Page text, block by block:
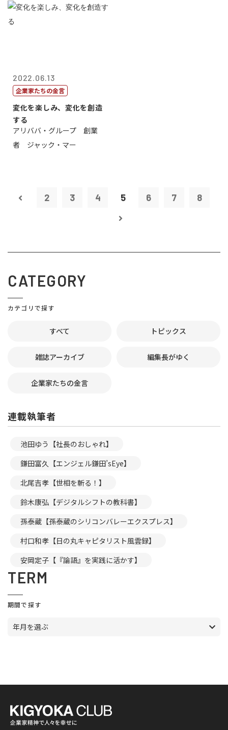
2022.06.13
企業家たちの金言
変化を楽しみ、変化を創造
する
アリババ・グループ 創業
者 ジャック・マー
2 3 4 5 6 7 8
CATEGORY
カテゴリで探す
すべて トピックス
雑誌アーカイブ 編集長がゆく
企業家たちの金言
連載執筆者
池田ゆう【社長のおしゃれ】
鎌田富久【エンジェル鎌田’sEye】
北尾吉孝【世相を斬る！】
鈴木康弘【デジタルシフトの教科書】
孫泰蔵【孫泰蔵のシリコンバレーエクスプレス】
村口和孝【日の丸キャピタリスト風雲録】
安岡定子【『論語』を実践に活かす】
TERM
期間で探す
年月を選ぶ